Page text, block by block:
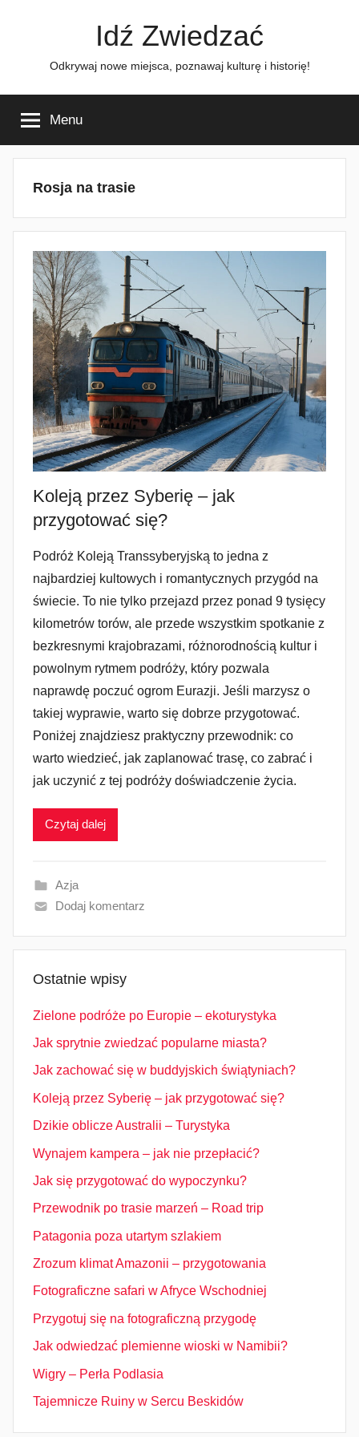
Idź Zwiedzać
Odkrywaj nowe miejsca, poznawaj kulturę i historię!
Menu
Rosja na trasie
Koleją przez Syberię – jak
przygotować się?
Podróż Koleją Transsyberyjską to jedna z
najbardziej kultowych i romantycznych przygód na
świecie. To nie tylko przejazd przez ponad 9 tysięcy
kilometrów torów, ale przede wszystkim spotkanie z
bezkresnymi krajobrazami, różnorodnością kultur i
powolnym rytmem podróży, który pozwala
naprawdę poczuć ogrom Eurazji. Jeśli marzysz o
takiej wyprawie, warto się dobrze przygotować.
Poniżej znajdziesz praktyczny przewodnik: co
warto wiedzieć, jak zaplanować trasę, co zabrać i
jak uczynić z tej podróży doświadczenie życia.
Czytaj dalej
Azja
Dodaj komentarz
Ostatnie wpisy
Zielone podróże po Europie – ekoturystyka
Jak sprytnie zwiedzać popularne miasta?
Jak zachować się w buddyjskich świątyniach?
Koleją przez Syberię – jak przygotować się?
Dzikie oblicze Australii – Turystyka
Wynajem kampera – jak nie przepłacić?
Jak się przygotować do wypoczynku?
Przewodnik po trasie marzeń – Road trip
Patagonia poza utartym szlakiem
Zrozum klimat Amazonii – przygotowania
Fotograficzne safari w Afryce Wschodniej
Przygotuj się na fotograficzną przygodę
Jak odwiedzać plemienne wioski w Namibii?
Wigry – Perła Podlasia
Tajemnicze Ruiny w Sercu Beskidów